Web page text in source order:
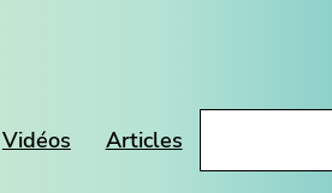
Vidéos
Articles